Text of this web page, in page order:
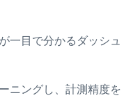
一目で分かるダッシュ
ニングし、計測精度を